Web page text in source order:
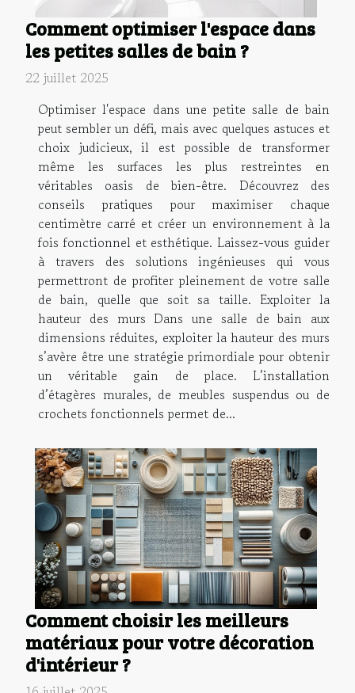
Comment optimiser l'espace dans
les petites salles de bain ?
22 juillet 2025
Optimiser l'espace dans une petite salle de bain
peut sembler un défi, mais avec quelques astuces et
choix judicieux, il est possible de transformer
même les surfaces les plus restreintes en
véritables oasis de bien-être. Découvrez des
conseils pratiques pour maximiser chaque
centimètre carré et créer un environnement à la
fois fonctionnel et esthétique. Laissez-vous guider
à travers des solutions ingénieuses qui vous
permettront de profiter pleinement de votre salle
de bain, quelle que soit sa taille. Exploiter la
hauteur des murs Dans une salle de bain aux
dimensions réduites, exploiter la hauteur des murs
s’avère être une stratégie primordiale pour obtenir
un véritable gain de place. L’installation
d’étagères murales, de meubles suspendus ou de
crochets fonctionnels permet de...
Comment choisir les meilleurs
matériaux pour votre décoration
d'intérieur ?